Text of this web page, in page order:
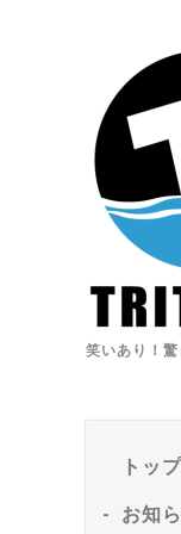
笑いあり！
トッ
お知